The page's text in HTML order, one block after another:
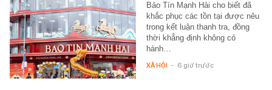
Bảo Tín Mạnh Hải cho biết đã
khắc phục các tồn tại được nêu
trong kết luận thanh tra, đồng
thời khẳng định không có
hành…
XÃ HỘI - 6 giờ trước